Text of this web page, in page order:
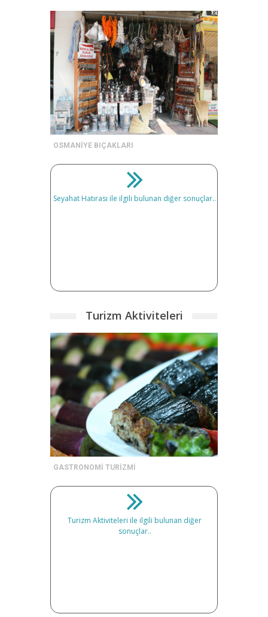
OSMANİYE BIÇAKLARI
Seyahat Hatırası ile ilgili bulunan diğer sonuçlar..
Turizm Aktiviteleri
GASTRONOMİ TURİZMİ
Turizm Aktiviteleri ile ilgili bulunan diğer
sonuçlar..